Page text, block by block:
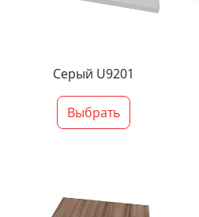
Серый U9201
Выбрать